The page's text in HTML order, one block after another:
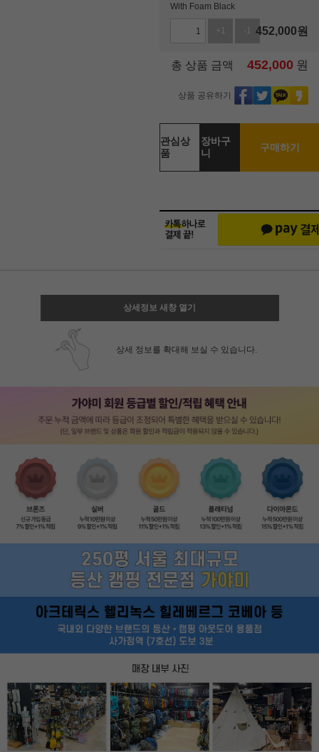
With Foam Black
+1 -1 452,000원
총 상품 금액 452,000 원
상품 공유하기
관심상
품
장바구
니
구매하기
상세정보 새창 열기
상세 정보를 확대해 보실 수 있습니다.